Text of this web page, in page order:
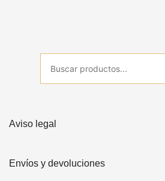
Aviso legal
Envíos y devoluciones